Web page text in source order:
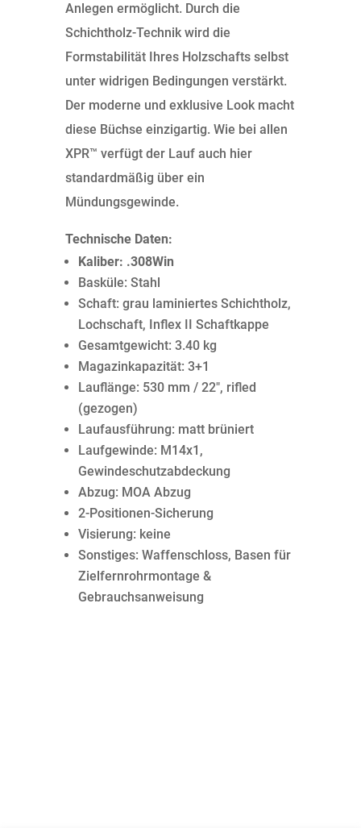
Anlegen ermöglicht. Durch die
Schichtholz-Technik wird die
Formstabilität Ihres Holzschafts selbst
unter widrigen Bedingungen verstärkt.
Der moderne und exklusive Look macht
diese Büchse einzigartig. Wie bei allen
XPR™ verfügt der Lauf auch hier
standardmäßig über ein
Mündungsgewinde.
Technische Daten:
Kaliber: .308Win
Basküle: Stahl
Schaft: grau laminiertes Schichtholz,
Lochschaft, Inflex II Schaftkappe
Gesamtgewicht: 3.40 kg
Magazinkapazität: 3+1
Lauflänge: 530 mm / 22″, rifled
(gezogen)
Laufausführung: matt brüniert
Laufgewinde: M14x1,
Gewindeschutzabdeckung
Abzug: MOA Abzug
2-Positionen-Sicherung
Visierung: keine
Sonstiges: Waffenschloss, Basen für
Zielfernrohrmontage &
Gebrauchsanweisung